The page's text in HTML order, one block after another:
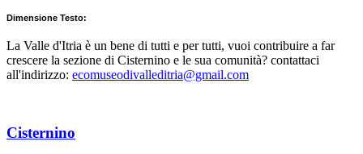
Dimensione Testo:
La Valle d'Itria è un bene di tutti e per tutti, vuoi contribuire a far
crescere la sezione di Cisternino e le sua comunità? contattaci
all'indirizzo: ecomuseodivalleditria@gmail.com
Cisternino